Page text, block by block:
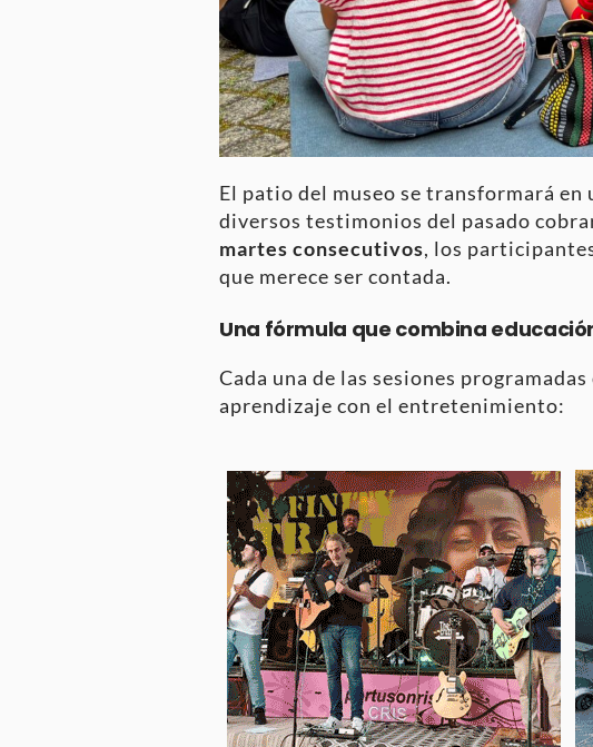
El patio del museo se transformará
diversos testimonios del pasado
martes consecutivos, los
que merece ser contada.
Una fórmula que combina
Cada una de las sesiones
aprendizaje con el entretenimiento: